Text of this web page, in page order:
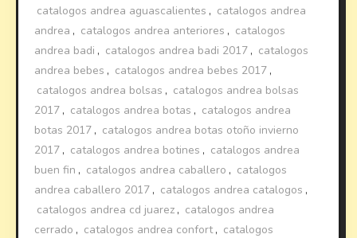
catalogos andrea aguascalientes , catalogos andrea
andrea , catalogos andrea anteriores , catalogos
andrea badi , catalogos andrea badi 2017 , catalogos
andrea bebes , catalogos andrea bebes 2017 ,
catalogos andrea bolsas , catalogos andrea bolsas
2017 , catalogos andrea botas , catalogos andrea
botas 2017 , catalogos andrea botas otoño invierno
2017 , catalogos andrea botines , catalogos andrea
buen fin , catalogos andrea caballero , catalogos
andrea caballero 2017 , catalogos andrea catalogos ,
catalogos andrea cd juarez , catalogos andrea
cerrado , catalogos andrea confort, catalogos